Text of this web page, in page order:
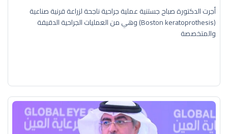
أجرت الدكتورة صباح جستنية عملية جراحية ناجحة لزراعة قرنية صناعية
(Boston keratoprothesis) وهي من العمليات الجراحية الدقيقة
والمتخصصة